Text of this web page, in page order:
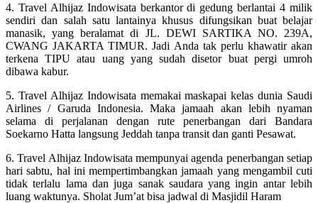
4. Travel Alhijaz Indowisata berkantor di gedung berlantai 4 milik
sendiri dan salah satu lantainya khusus difungsikan buat belajar
manasik, yang beralamat di JL. DEWI SARTIKA NO. 239A,
CWANG JAKARTA TIMUR. Jadi Anda tak perlu khawatir akan
terkena TIPU atau uang yang sudah disetor buat pergi umroh
dibawa kabur.
5. Travel Alhijaz Indowisata memakai maskapai kelas dunia Saudi
Airlines / Garuda Indonesia. Maka jamaah akan lebih nyaman
selama di perjalanan dengan rute penerbangan dari Bandara
Soekarno Hatta langsung Jeddah tanpa transit dan ganti Pesawat.
6. Travel Alhijaz Indowisata mempunyai agenda penerbangan setiap
hari sabtu, hal ini mempertimbangkan jamaah yang mengambil cuti
tidak terlalu lama dan juga sanak saudara yang ingin antar lebih
luang waktunya. Sholat Jum’at bisa jadwal di Masjidil Haram